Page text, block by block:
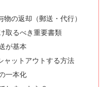
の返却（郵送・代行）
取るべき重要書類
が基本
ャットアウトする方法
一本化